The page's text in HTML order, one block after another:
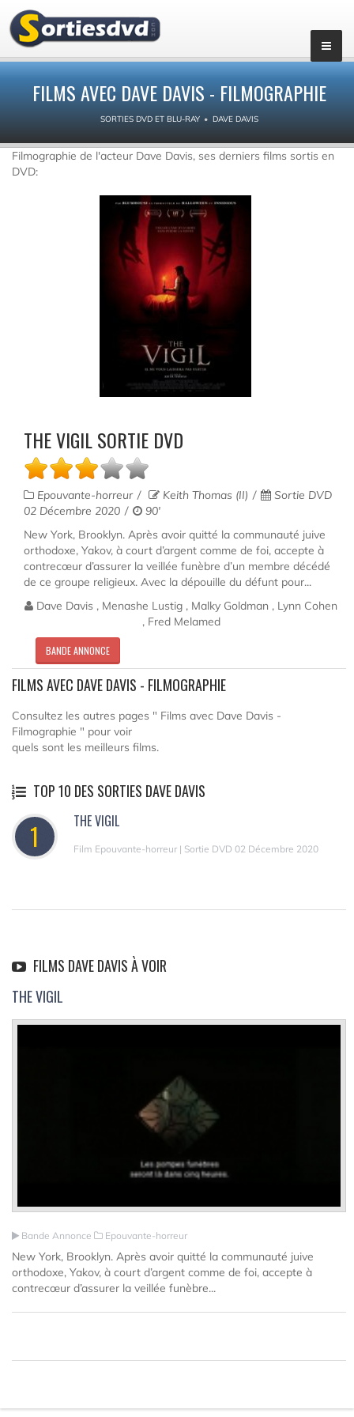
FILMS AVEC DAVE DAVIS - FILMOGRAPHIE
SORTIES DVD ET BLU-RAY DAVE DAVIS
Filmographie de l'acteur Dave Davis, ses derniers films sortis en
DVD:
THE VIGIL SORTIE DVD
Epouvante-horreur Keith Thomas (II)
Sortie DVD
02 Décembre 2020
90'
New York, Brooklyn. Après avoir quitté la communauté juive
orthodoxe, Yakov, à court d’argent comme de foi, accepte à
contrecœur d’assurer la veillée funèbre d’un membre décédé
de ce groupe religieux. Avec la dépouille du défunt pour...
Dave Davis , Menashe Lustig , Malky Goldman , Lynn Cohen
, Fred Melamed
BANDE ANNONCE
FILMS AVEC DAVE DAVIS - FILMOGRAPHIE
Consultez les autres pages " Films avec Dave Davis -
Filmographie " pour voir
quels sont les meilleurs films.
TOP 10 DES SORTIES DAVE DAVIS
1 THE VIGIL
Film Epouvante-horreur | Sortie DVD 02 Décembre 2020
FILMS DAVE DAVIS À VOIR
THE VIGIL
Bande Annonce Epouvante-horreur
New York, Brooklyn. Après avoir quitté la communauté juive
orthodoxe, Yakov, à court d’argent comme de foi, accepte à
contrecœur d’assurer la veillée funèbre...